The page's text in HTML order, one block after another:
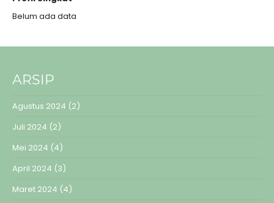
Belum ada data
ARSIP
Agustus 2024 (2)
Juli 2024 (2)
Mei 2024 (4)
April 2024 (3)
Maret 2024 (4)